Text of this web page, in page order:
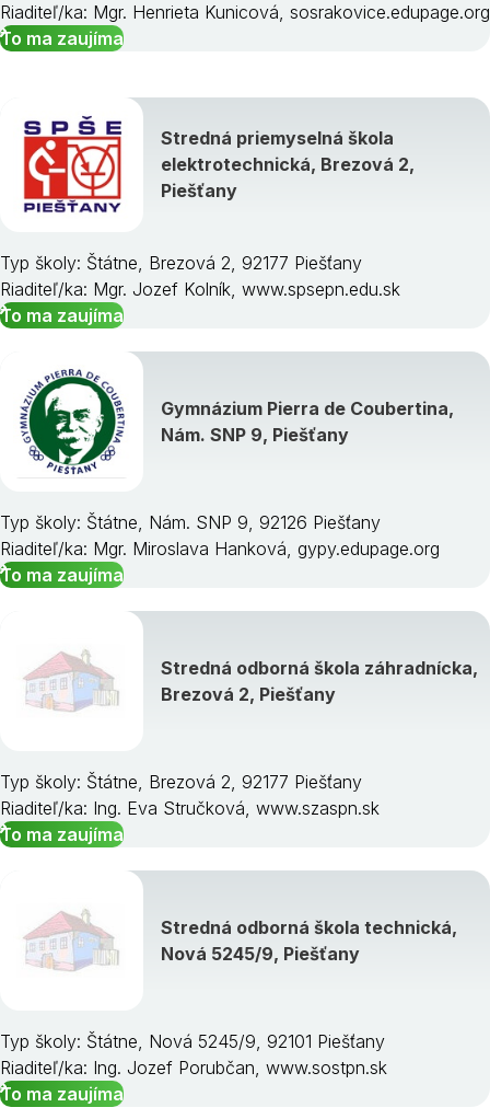
Riaditeľ/ka: Mgr. Henrieta Kunicová, sosrakovice.edupage.org
To ma zaujíma
Stredná priemyselná škola
elektrotechnická, Brezová 2,
Piešťany
Typ školy: Štátne, Brezová 2, 92177 Piešťany
Riaditeľ/ka: Mgr. Jozef Kolník, www.spsepn.edu.sk
To ma zaujíma
Gymnázium Pierra de Coubertina,
Nám. SNP 9, Piešťany
Typ školy: Štátne, Nám. SNP 9, 92126 Piešťany
Riaditeľ/ka: Mgr. Miroslava Hanková, gypy.edupage.org
To ma zaujíma
Stredná odborná škola záhradnícka,
Brezová 2, Piešťany
Typ školy: Štátne, Brezová 2, 92177 Piešťany
Riaditeľ/ka: Ing. Eva Stručková, www.szaspn.sk
To ma zaujíma
Stredná odborná škola technická,
Nová 5245/9, Piešťany
Typ školy: Štátne, Nová 5245/9, 92101 Piešťany
Riaditeľ/ka: Ing. Jozef Porubčan, www.sostpn.sk
To ma zaujíma